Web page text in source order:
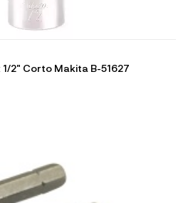
2" Corto Makita B-51627